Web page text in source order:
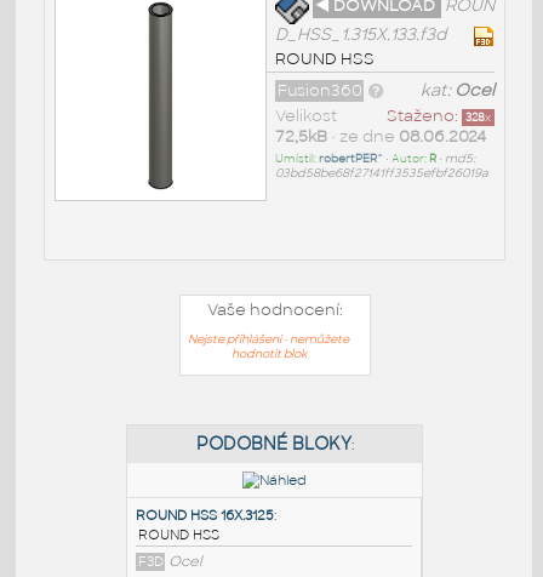
◄ DOWNLOAD ROUN
D_HSS_1.315X.133.f3d
ROUND HSS
kat: Ocel
Fusion360
Staženo: 328x
Velikost
72,5kB• ze dne 08.06.2024
Umístil:robertPER^ • Autor: R• md5:
03bd58be68f27141ff3535efbf26019a
Vaše hodnocení:
Nejste přihlášeni - nemůžete
hodnotit blok